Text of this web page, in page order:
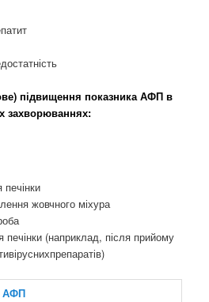
підвищення показника АФП в
захворюваннях:
печінки
жовчного міхура
печінки (наприклад, після прийому